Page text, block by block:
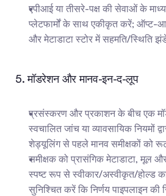
एपीआई या तीसरे-पक्ष की सेवाओं के
प्लेटफार्मों के साथ एकीकृत करें; ऑप्ट-
और मेटाडाटा स्टोर में सहमति/स्थिति
5. मॉडरेशन और मानव-इन-द-लूप
प्रसंस्करण और प्रकाशन के बीच एक
स्वचालित जांच या व्यावसायिक नियमों
शेड्यूलिंग से पहले मानव समीक्षकों को रूट
समीक्षक को प्रासंगिक मेटाडाटा, मूल
स्पष्ट रूप से स्वीकार/अस्वीकृत/होल्ड
सुनिश्चित करें कि निर्णय पाइपलाइन